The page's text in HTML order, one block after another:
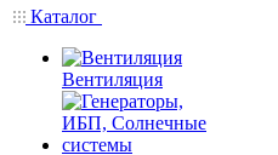
Каталог
Вентиляция